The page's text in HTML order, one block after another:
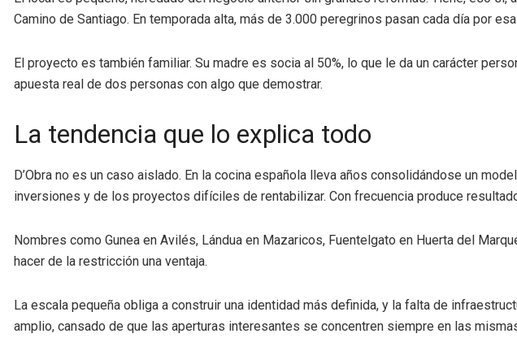
Camino de Santiago. En temporada alta, más de 3.000 peregrinos pasan cada día por
El proyecto es también familiar. Su madre es socia al 50%, lo que le da un carácter
apuesta real de dos personas con algo que demostrar.
La tendencia que lo explica todo
D’Obra no es un caso aislado. En la cocina española lleva años consolidándose un
inversiones y de los proyectos difíciles de rentabilizar. Con frecuencia produce
Nombres como Gunea en Avilés, Lándua en Mazaricos, Fuentelgato en Huerta del
hacer de la restricción una ventaja.
La escala pequeña obliga a construir una identidad más definida, y la falta de
amplio, cansado de que las aperturas interesantes se concentren siempre en las